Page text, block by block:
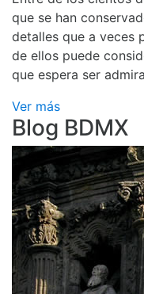
que se han
detalles que a veces
de ellos puede
que espera ser
Ver más
Blog BDMX